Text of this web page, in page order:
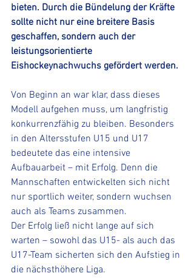
bieten. Durch die Bündelung der Kräfte
sollte nicht nur eine breitere Basis
geschaffen, sondern auch der
leistungsorientierte
Eishockeynachwuchs gefördert werden.
Von Beginn an war klar, dass dieses
Modell aufgehen muss, um langfristig
konkurrenzfähig zu bleiben. Besonders
in den Altersstufen U15 und U17
bedeutete das eine intensive
Aufbauarbeit – mit Erfolg. Denn die
Mannschaften entwickelten sich nicht
nur sportlich weiter, sondern wuchsen
auch als Teams zusammen.
Der Erfolg ließ nicht lange auf sich
warten – sowohl das U15- als auch das
U17-Team sicherten sich den Aufstieg in
die nächsthöhere Liga.